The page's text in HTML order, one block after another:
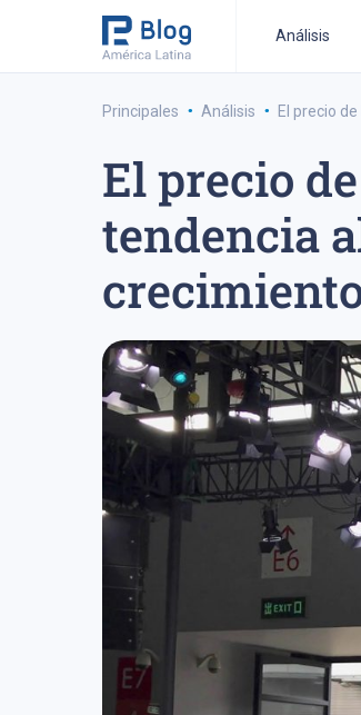
Análisis
estrategia de trading a medio-plazo
Principales · Análisis · El precio
El precio
tendencia